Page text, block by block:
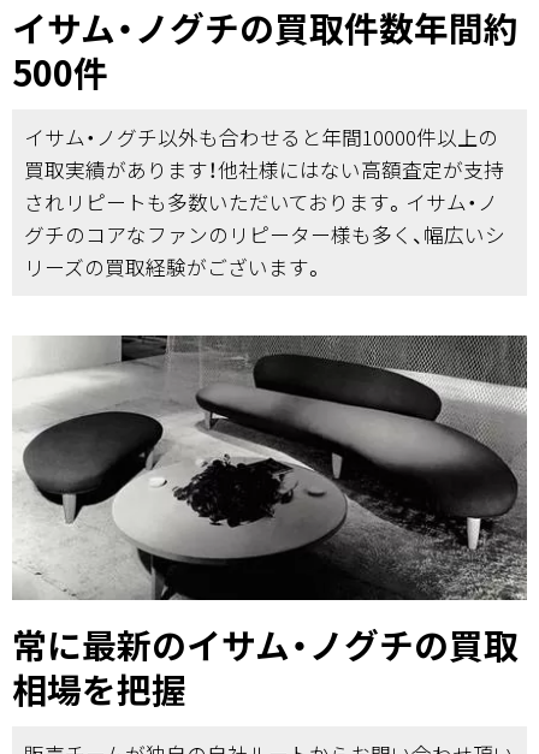
イサム・ノグチの買取件数年間約
500件
イサム・ノグチ以外も合わせると年間10000件以上の
買取実績があります！他社様にはない高額査定が支持
されリピートも多数いただいております。イサム・ノ
グチのコアなファンのリピーター様も多く、幅広いシ
リーズの買取経験がございます。
常に最新のイサム・ノグチの買取
相場を把握